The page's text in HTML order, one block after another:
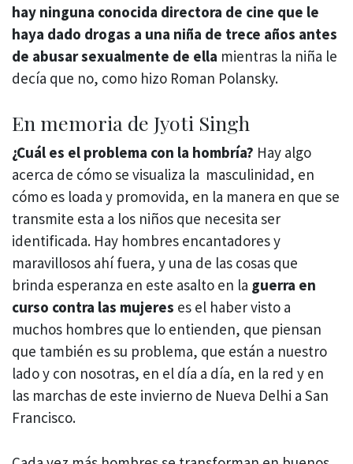
hay ninguna conocida directora de cine que le
haya dado drogas a una niña de trece años antes
de abusar sexualmente de ella mientras la niña le
decía que no, como hizo Roman Polansky.
En memoria de Jyoti Singh
¿Cuál es el problema con la hombría? Hay algo
acerca de cómo se visualiza la masculinidad, en
cómo es loada y promovida, en la manera en que se
transmite esta a los niños que necesita ser
identificada. Hay hombres encantadores y
maravillosos ahí fuera, y una de las cosas que
brinda esperanza en este asalto en la guerra en
curso contra las mujeres es el haber visto a
muchos hombres que lo entienden, que piensan
que también es su problema, que están a nuestro
lado y con nosotras, en el día a día, en la red y en
las marchas de este invierno de Nueva Delhi a San
Francisco.